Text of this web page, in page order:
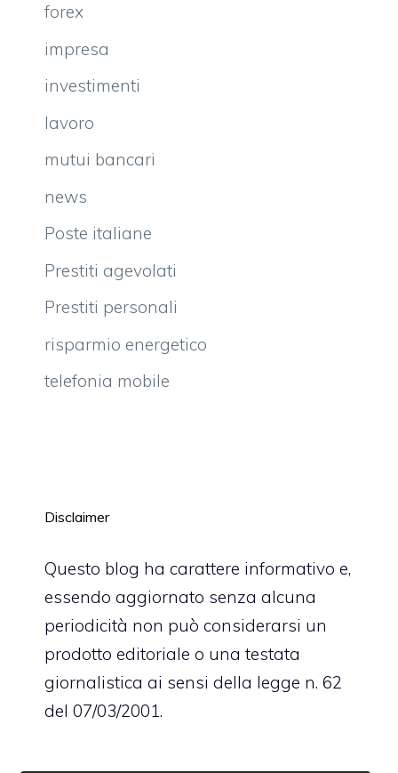
forex
impresa
investimenti
lavoro
mutui bancari
news
Poste italiane
Prestiti agevolati
Prestiti personali
risparmio energetico
telefonia mobile
Disclaimer
Questo blog ha carattere informativo e,
essendo aggiornato senza alcuna
periodicità non può considerarsi un
prodotto editoriale o una testata
giornalistica ai sensi della legge n. 62
del 07/03/2001.